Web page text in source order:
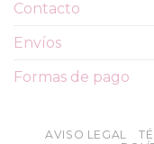
Contacto
Envíos
Formas de pago
AVISO LEGAL